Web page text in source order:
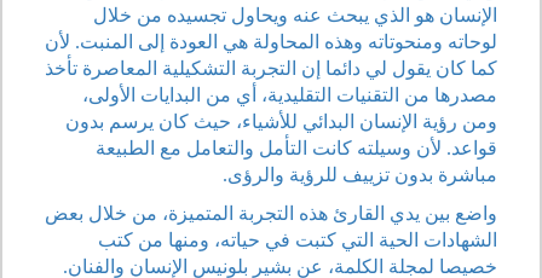
الإنسان هو الذي يبحث عنه ويحاول تجسيده من خلال
لوحاته ومنحوتاته وهذه المحاولة هي العودة إلى المنبت. لأن
كما كان يقول لي دائما إن التجربة التشكيلية المعاصرة تأخذ
مصدرها من التقنيات التقليدية، أي من البدايات الأولى،
ومن رؤية الإنسان البدائي للأشياء، حيث كان يرسم بدون
قواعد. لأن وسيلته كانت التأمل والتعامل مع الطبيعة
مباشرة بدون تزييف للرؤية والرؤى.
واضع بين يدي القارئ هذه التجربة المتميزة، من خلال بعض
الشهادات الحية التي كتبت في حياته، ومنها من كتب
خصيصا لمجلة الكلمة، عن بشير بلونيس الإنسان والفنان.